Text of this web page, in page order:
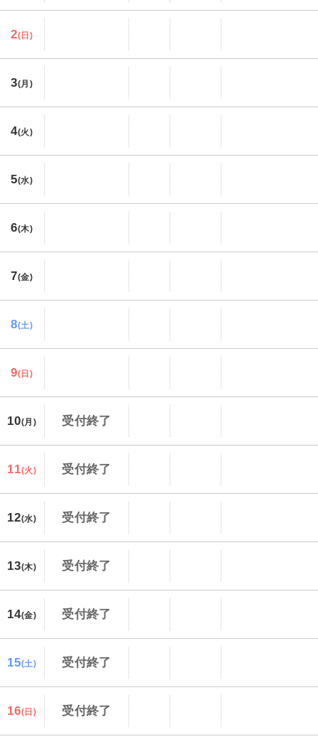
2(日)
3(月)
4(火)
5(水)
6(木)
7(金)
8(土)
9(日)
10(月) 受付終了
11(火) 受付終了
12(水) 受付終了
13(木) 受付終了
14(金) 受付終了
15(土) 受付終了
16(日) 受付終了